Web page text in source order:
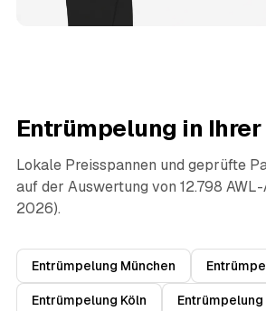
Entrümpelung in
Lokale Preisspannen und geprüfte
auf der Auswertung von 12.798
2026).
Entrümpelung München
Entrümpelung Köln Entrümpelung